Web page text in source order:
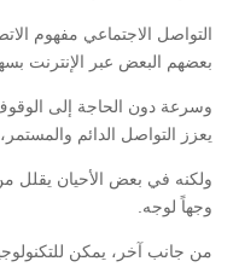
التواصل الاجتماعي مفهوم
بعضهم البعض عبر الإنترنت
وسرعة دون الحاجة إلى
يعزز التواصل الدائم والمستمر،
ولكنه في بعض الأحيان يقلل
وجهاً لوجه.
من جانب آخر، يمكن